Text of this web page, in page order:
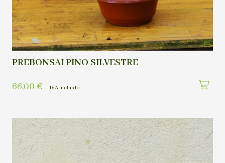
PREBONSAI PINO SILVESTRE
66,00 € IVA incluído